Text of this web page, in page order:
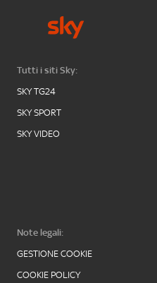
Tutti i siti Sky:
SKY TG24
SKY SPORT
SKY VIDEO
Note legali:
GESTIONE COOKIE
COOKIE POLICY